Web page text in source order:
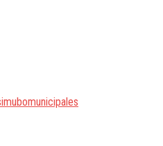
municipales